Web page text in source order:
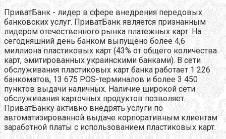
ПриватБанк - лидер в сфере внедрения передовых
банковских услуг. ПриватБанк является признанным
лидером отечественного рынка платежных карт. На
сегодняшний день банком выпущено более 4,6
миллиона пластиковых карт (43% от общего количества
карт, эмитированных украинскими банками). В сети
обслуживания пластиковых карт банка работает 1 226
банкоматов, 13 675 POS-терминалов и более 3 450
пунктов выдачи наличных. Наличие широкой сети
обслуживания карточных продуктов позволяет
ПриватБанку активно внедрять услуги по
автоматизированной выдаче корпоративным клиентам
заработной платы с использованием пластиковых карт.